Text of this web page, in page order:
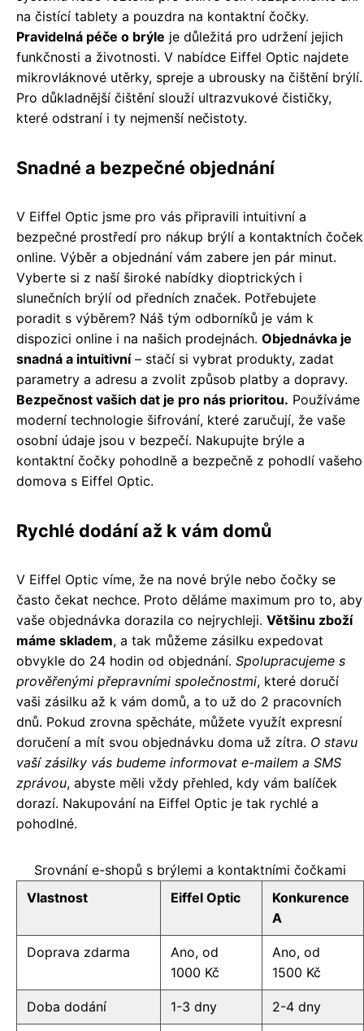
na čistící tablety a pouzdra na kontaktní čočky.
Pravidelná péče o brýle je důležitá pro udržení jejich
funkčnosti a životnosti. V nabídce Eiffel Optic najdete
mikrovláknové utěrky, spreje a ubrousky na čištění brýlí.
Pro důkladnější čištění slouží ultrazvukové čističky,
které odstraní i ty nejmenší nečistoty.
Snadné a bezpečné objednání
V Eiffel Optic jsme pro vás připravili intuitivní a
bezpečné prostředí pro nákup brýlí a kontaktních čoček
online. Výběr a objednání vám zabere jen pár minut.
Vyberte si z naší široké nabídky dioptrických i
slunečních brýlí od předních značek. Potřebujete
poradit s výběrem? Náš tým odborníků je vám k
dispozici online i na našich prodejnách. Objednávka je
snadná a intuitivní– stačí si vybrat produkty, zadat
parametry a adresu a zvolit způsob platby a dopravy.
Bezpečnost vašich dat je pro nás prioritou. Používáme
moderní technologie šifrování, které zaručují, že vaše
osobní údaje jsou v bezpečí. Nakupujte brýle a
kontaktní čočky pohodlně a bezpečně z pohodlí vašeho
domova s Eiffel Optic.
Rychlé dodání až k vám domů
V Eiffel Optic víme, že na nové brýle nebo čočky se
často čekat nechce. Proto děláme maximum pro to, aby
vaše objednávka dorazila co nejrychleji. Většinu zboží
máme skladem, a tak můžeme zásilku expedovat
obvykle do 24 hodin od objednání. Spolupracujeme s
prověřenými přepravními společnostmi, které doručí
vaši zásilku až k vám domů, a to už do 2 pracovních
dnů. Pokud zrovna spěcháte, můžete využít expresní
doručení a mít svou objednávku doma už zítra. O stavu
vaší zásilky vás budeme informovat e-mailem a SMS
zprávou, abyste měli vždy přehled, kdy vám balíček
dorazí. Nakupování na Eiffel Optic je tak rychlé a
pohodlné.
Srovnání e-shopů s brýlemi a kontaktními čočkami
Vlastnost
Eiffel Optic
Konkurence
A
Doprava zdarma
Ano, od
1000 Kč
Ano, od
1500 Kč
Doba dodání 1-3 dny 2-4 dny